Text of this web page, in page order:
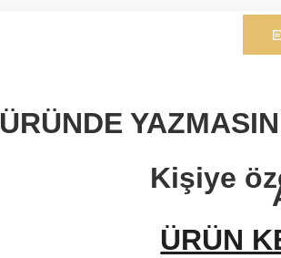
ÜRÜNDE
Kişiye
ÜRÜN